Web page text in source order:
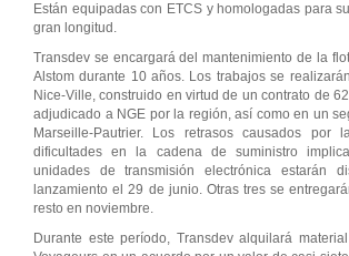
Están equipadas con ETCS y homologadas para
gran longitud.
Transdev se encargará del mantenimiento de la
Alstom durante 10 años. Los trabajos se
Nice-Ville, construido en virtud de un contrato de
adjudicado a NGE por la región, así como en un
Marseille-Pautrier. Los retrasos causados por
dificultades en la cadena de suministro
unidades de transmisión electrónica estarán
lanzamiento el 29 de junio. Otras tres se
resto en noviembre.
Durante este período, Transdev alquilará